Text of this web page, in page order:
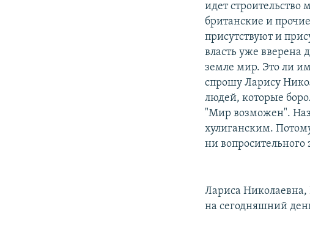
идет
британские и
присутствуют и
власть уже вверена
земле мир. Это ли
спрошу Ларису
людей, которые
"Мир возможен".
хулиганским.
ни вопросительного
Лариса Николаевна,
на сегодняшний